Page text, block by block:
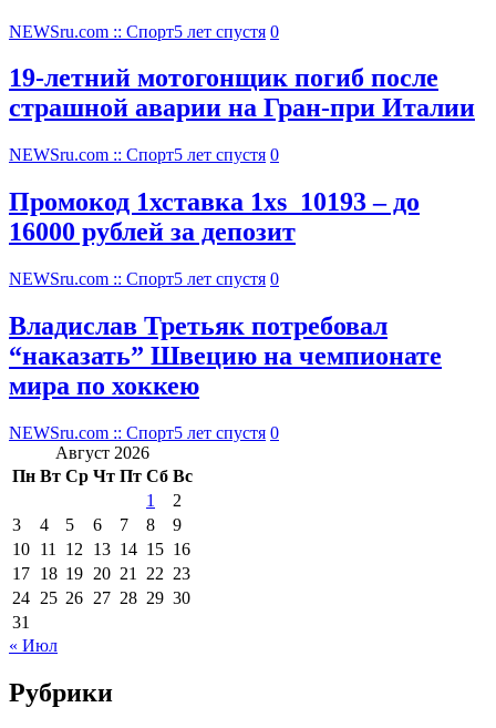
NEWSru.com :: Спорт5 лет спустя 0
19-летний мотогонщик погиб после
страшной аварии на Гран-при Италии
NEWSru.com :: Спорт5 лет спустя 0
Промокод 1хставка 1xs_10193 – до
16000 рублей за депозит
NEWSru.com :: Спорт5 лет спустя 0
Владислав Третьяк потребовал
“наказать” Швецию на чемпионате
мира по хоккею
NEWSru.com :: Спорт5 лет спустя 0
Август 2026
Пн Вт Ср Чт Пт Сб Вс
1
2
3
4 5 6 7 8
9
10 11 12 13 14 15 16
17 18 19 20 21 22 23
24 25 26 27 28 29 30
31
« Июл
Рубрики